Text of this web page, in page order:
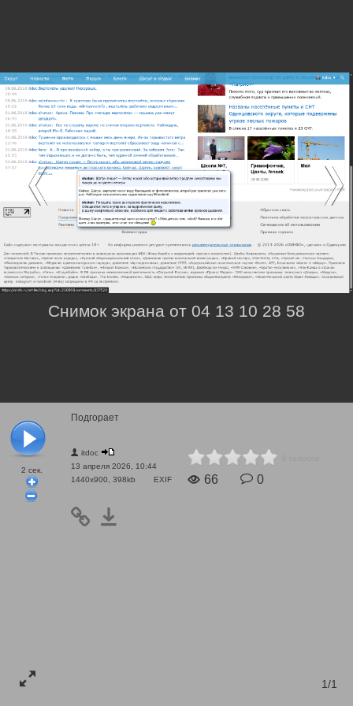
2 сек.
Подгорает
itdoc
13 апреля 2026, 10:44
1440x900, 398kb
EXIF 66 0
1/1
Снимок экрана от 04 13 10 28 58